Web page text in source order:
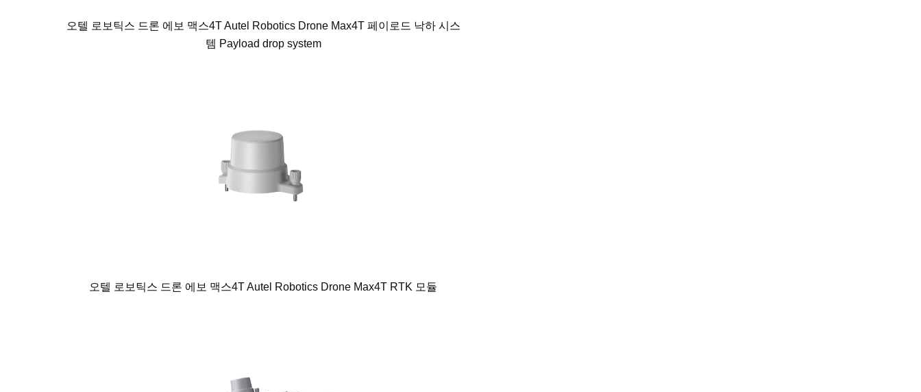
오텔 로보틱스 드론 에보 맥스4T Autel Robotics Drone Max4T 페이로드 낙하 시스
템 Payload drop system
오텔 로보틱스 드론 에보 맥스4T Autel Robotics Drone Max4T RTK 모듈